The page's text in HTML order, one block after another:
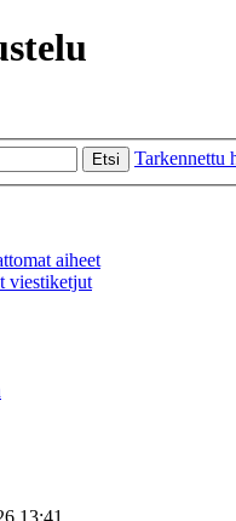
Etsi Tarkennettu
aiheet
viestiketjut